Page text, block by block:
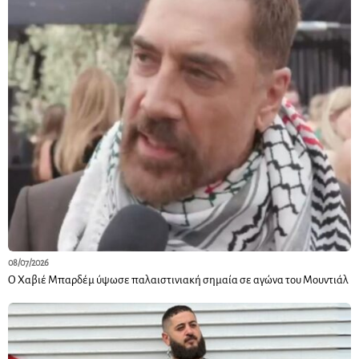
08/07/2026
Ο Χαβιέ Μπαρδέμ ύψωσε παλαιστινιακή σημαία σε αγώνα του Μουντιάλ